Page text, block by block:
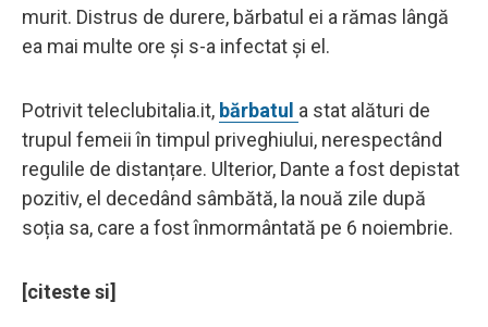
murit. Distrus de durere, bărbatul ei a rămas lângă
ea mai multe ore și s-a infectat și el.
Potrivit teleclubitalia.it, bărbatul a stat alături de
trupul femeii în timpul priveghiului, nerespectând
regulile de distanțare. Ulterior, Dante a fost depistat
pozitiv, el decedând sâmbătă, la nouă zile după
soția sa, care a fost înmormântată pe 6 noiembrie.
[citeste si]